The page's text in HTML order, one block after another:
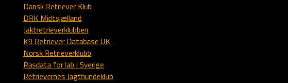
Dansk Retriever Klub
DRK Midtsjælland
Jaktretrieverklubben
K9 Retriever Database UK
Norsk Retrieverklubb
Rasdata for lab i Sverige
Retrievernes Jagthundeklub